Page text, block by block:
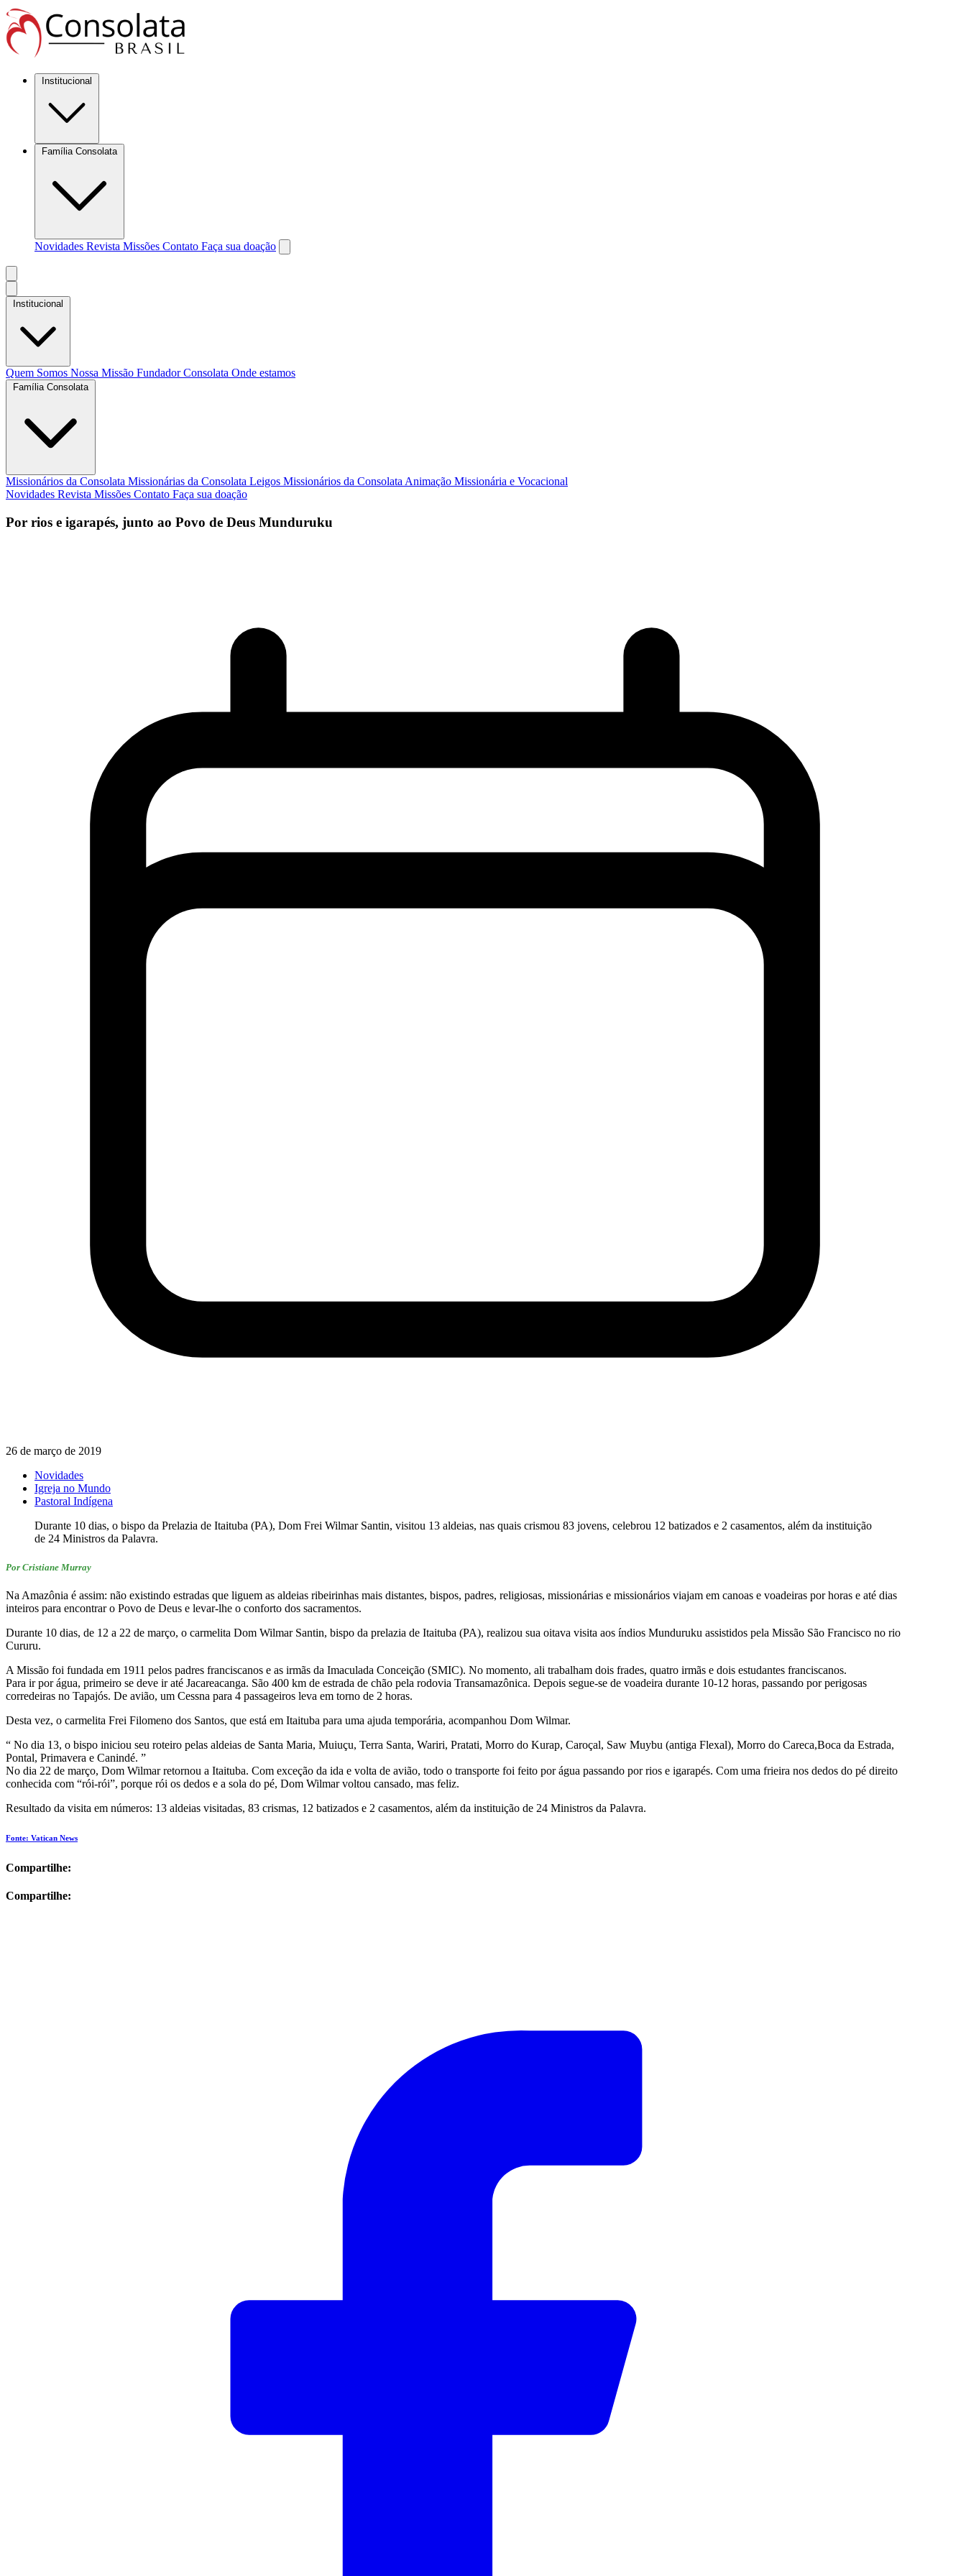
Institucional
Família Consolata
Novidades Revista Missões Contato Faça sua doação
Institucional
Quem Somos Nossa Missão FundadorConsolata Onde estamos
Família Consolata
Missionários da Consolata Missionárias da Consolata Leigos Missionários da Consolata Animação Missionária e Vocacional
Novidades Revista Missões Contato Faça sua doação
Por rios e igarapés, junto ao Povo de Deus Munduruku
26 de março de 2019
Novidades
Igreja no Mundo
Pastoral Indígena
Durante 10 dias, o bispo da Prelazia de Itaituba (PA), Dom Frei Wilmar Santin, visitou 13 aldeias, nas quais crismou 83 jovens, celebrou 12 batizados e 2 casamentos, além da instituição
de 24 Ministros da Palavra.
Por Cristiane Murray
Na Amazônia é assim: não existindo estradas que liguem as aldeias ribeirinhas mais distantes, bispos, padres, religiosas, missionárias e missionários viajam em canoas e voadeiras por horas e até dias
inteiros para encontrar o Povo de Deus e levar-lhe o conforto dos sacramentos.
Durante 10 dias, de 12 a 22 de março, o carmelita Dom Wilmar Santin, bispo da prelazia de Itaituba (PA), realizou sua oitava visita aos índios Munduruku assistidos pela Missão São Francisco no rio
Cururu.
A Missão foi fundada em 1911 pelos padres franciscanos e as irmãs da Imaculada Conceição (SMIC). No momento, ali trabalham dois frades, quatro irmãs e dois estudantes franciscanos.
Para ir por água, primeiro se deve ir até Jacareacanga. São 400 km de estrada de chão pela rodovia Transamazônica. Depois segue-se de voadeira durante 10-12 horas, passando por perigosas
corredeiras no Tapajós. De avião, um Cessna para 4 passageiros leva em torno de 2 horas.
Desta vez, o carmelita Frei Filomeno dos Santos, que está em Itaituba para uma ajuda temporária, acompanhou Dom Wilmar.
“ No dia 13, o bispo iniciou seu roteiro pelas aldeias de Santa Maria, Muiuçu, Terra Santa, Wariri, Pratati, Morro do Kurap, Caroçal, Saw Muybu (antiga Flexal), Morro do Careca,Boca da Estrada,
Pontal, Primavera e Canindé. ”
No dia 22 de março, Dom Wilmar retornou a Itaituba. Com exceção da ida e volta de avião, todo o transporte foi feito por água passando por rios e igarapés. Com uma frieira nos dedos do pé direito
conhecida com “rói-rói”, porque rói os dedos e a sola do pé, Dom Wilmar voltou cansado, mas feliz.
Resultado da visita em números: 13 aldeias visitadas, 83 crismas, 12 batizados e 2 casamentos, além da instituição de 24 Ministros da Palavra.
Fonte: Vatican News
Compartilhe:
Compartilhe: